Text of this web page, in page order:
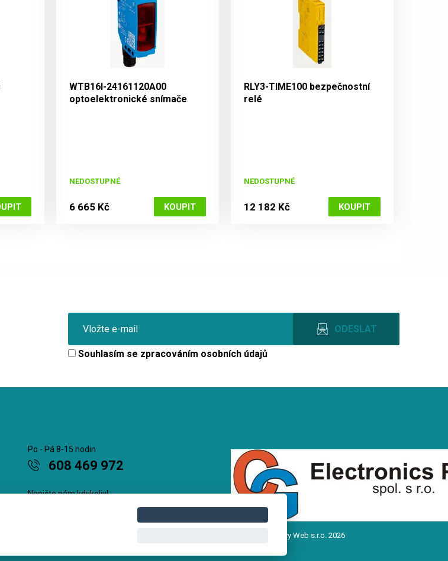
WTB16I-24161120A00
optoelektronické snímače
NEDOSTUPNÉ
6 665 Kč
RLY3-TIME100 bezpečnostní
relé
NEDOSTUPNÉ
12 182 Kč
Souhlasím se zpracováním osobních údajů
Po - Pá 8-15 hodin
608 469 972
Napište nám kdykoliv!
Copyright © Novy Web s.r.o. 2026